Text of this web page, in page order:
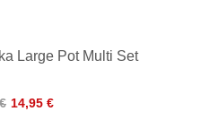
Large Pot Multi Set
14,95 €